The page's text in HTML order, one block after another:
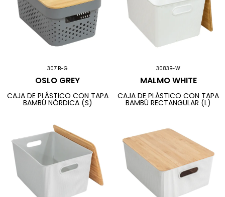
3071B-G
OSLO GREY
CAJA DE PLÁSTICO CON TAPA
BAMBÚ NÓRDICA (S)
3083B-W
MALMO WHITE
CAJA DE PLÁSTICO CON TAPA
BAMBÚ RECTANGULAR (L)